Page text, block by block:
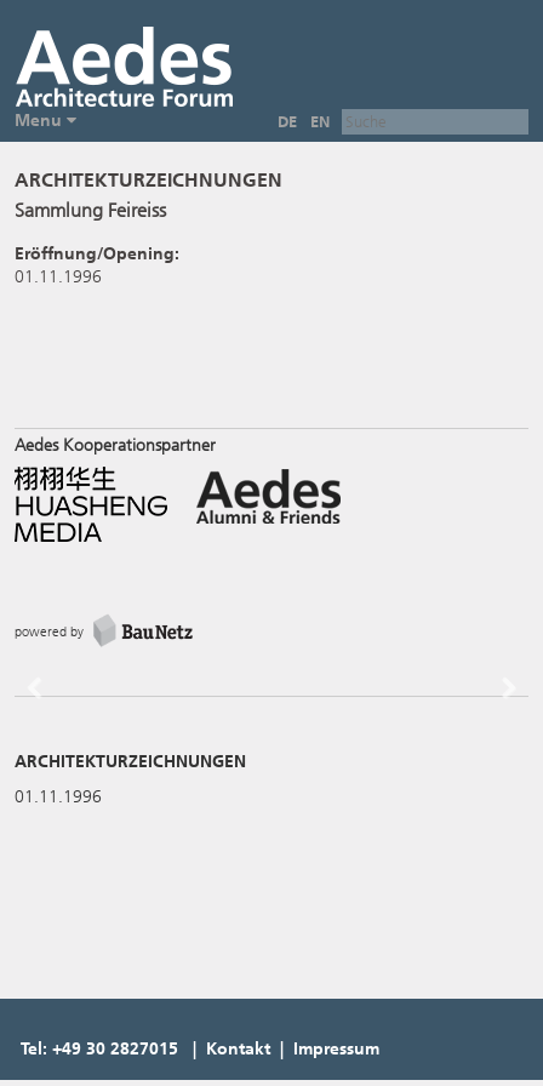
DE EN
Menu
ARCHITEKTURZEICHNUNGEN
Sammlung Feireiss
Eröffnung/Opening:
01.11.1996
Aedes Kooperationspartner
powered by
ARCHITEKTURZEICHNUNGEN
01.11.1996
Tel: +49 30 2827015 | Kontakt | Impressum